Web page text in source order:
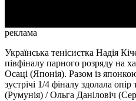
реклама
Українська тенісистка Надія
півфіналу парного розряду на
Осаці (Японія). Разом із
зустрічі 1/4 фіналу здолала
(Румунія) / Ольга Даніловіч